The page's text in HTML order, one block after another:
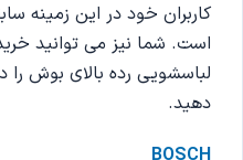
کاربران خود در این زمینه
است. شما نیز می توانید
لباسشویی رده بالای بوش را
دهید.